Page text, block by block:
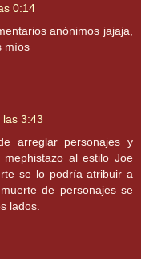
0:14
anónimos jajaja,
mìos
las 3:43
arreglar personajes y
al estilo Joe
se lo podría atribuir a
de personajes se
lados.